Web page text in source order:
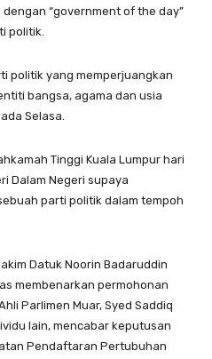
“government of the day”
politik.
politik yang memperjuangkan
bangsa, agama dan usia
Selasa.
Tinggi Kuala Lumpur hari
Dalam Negeri supaya
parti politik dalam tempoh
Datuk Noorin Badaruddin
membenarkan permohonan
Parlimen Muar, Syed Saddiq
lain, mencabar keputusan
Pendaftaran Pertubuhan